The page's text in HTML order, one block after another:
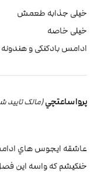
خیلی جذابه طعمش
خیلی خاصه
ادامس بادکنکی و هندونه
پروا ساعتچي(مالک تایید
عاشقه ايجوس هاي
خنكيشم كه واسه اين